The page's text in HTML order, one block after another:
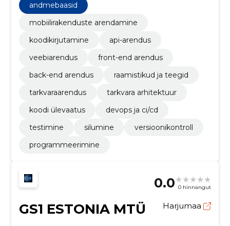
andmebaasid
mobiilirakenduste arendamine
koodikirjutamine
api-arendus
veebiarendus
front-end arendus
back-end arendus
raamistikud ja teegid
tarkvaraarendus
tarkvara arhitektuur
koodi ülevaatus
devops ja ci/cd
testimine
silumine
versioonikontroll
programmeerimine
0.0 0 hinnangut
GS1 ESTONIA MTÜ Harjumaa